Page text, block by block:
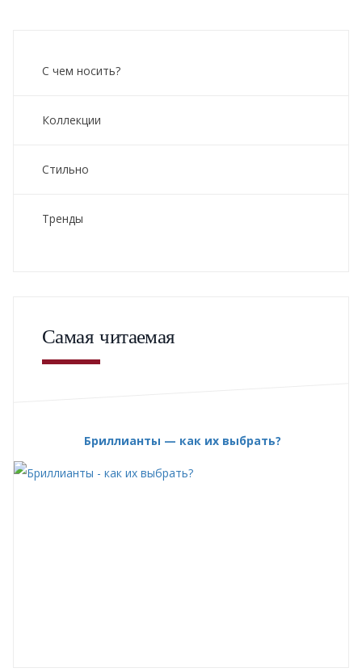
С чем носить?
Коллекции
Стильно
Тренды
Самая читаемая
Бриллианты — как их выбрать?